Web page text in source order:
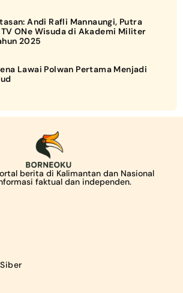
Andi Rafli Mannaungi, Putra
ONe Wisuda di Akademi Militer
2025
Lawai Polwan Pertama Menjadi
berita di Kalimantan dan Nasional
faktual dan independen.